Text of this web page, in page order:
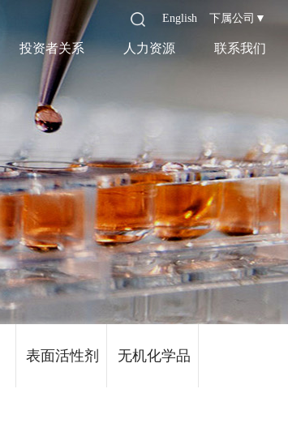
下属公司▼
English
投资者关系 人力资源 联系我们
表面活性剂 无机化学品